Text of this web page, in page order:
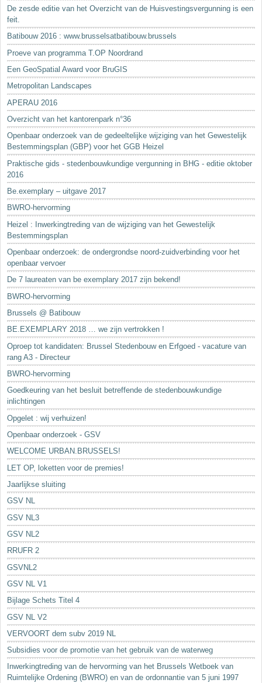
De zesde editie van het Overzicht van de Huisvestingsvergunning is een
feit.
Batibouw 2016 : www.brusselsatbatibouw.brussels
Proeve van programma T.OP Noordrand
Een GeoSpatial Award voor BruGIS
Metropolitan Landscapes
APERAU 2016
Overzicht van het kantorenpark n°36
Openbaar onderzoek van de gedeeltelijke wijziging van het Gewestelijk
Bestemmingsplan (GBP) voor het GGB Heizel
Praktische gids - stedenbouwkundige vergunning in BHG - editie oktober
2016
Be.exemplary – uitgave 2017
BWRO-hervorming
Heizel : Inwerkingtreding van de wijziging van het Gewestelijk
Bestemmingsplan
Openbaar onderzoek: de ondergrondse noord-zuidverbinding voor het
openbaar vervoer
De 7 laureaten van be exemplary 2017 zijn bekend!
BWRO-hervorming
Brussels @ Batibouw
BE.EXEMPLARY 2018 … we zijn vertrokken !
Oproep tot kandidaten: Brussel Stedenbouw en Erfgoed - vacature van
rang A3 - Directeur
BWRO-hervorming
Goedkeuring van het besluit betreffende de stedenbouwkundige
inlichtingen
Opgelet : wij verhuizen!
Openbaar onderzoek - GSV
WELCOME URBAN.BRUSSELS!
LET OP, loketten voor de premies!
Jaarlijkse sluiting
GSV NL
GSV NL3
GSV NL2
RRUFR 2
GSVNL2
GSV NL V1
Bijlage Schets Titel 4
GSV NL V2
VERVOORT dem subv 2019 NL
Subsidies voor de promotie van het gebruik van de waterweg
Inwerkingtreding van de hervorming van het Brussels Wetboek van
Ruimtelijke Ordening (BWRO) en van de ordonnantie van 5 juni 1997